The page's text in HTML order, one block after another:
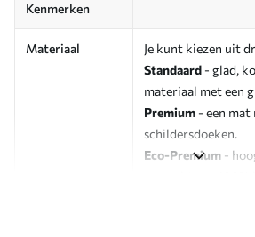
Kenmerken
Materiaal
Je kunt kiezen uit
Standaard - glad,
materiaal met een
Premium - een
schildersdoeken.
Eco-Premium -